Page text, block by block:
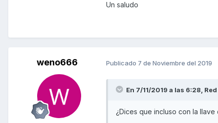
cuadro de vuelve loco, a
Un saludo
weno666 Publicado 7 de Noviembre del 2019
En 7/11/2019 a las 6:28,
¿Dices que incluso con la